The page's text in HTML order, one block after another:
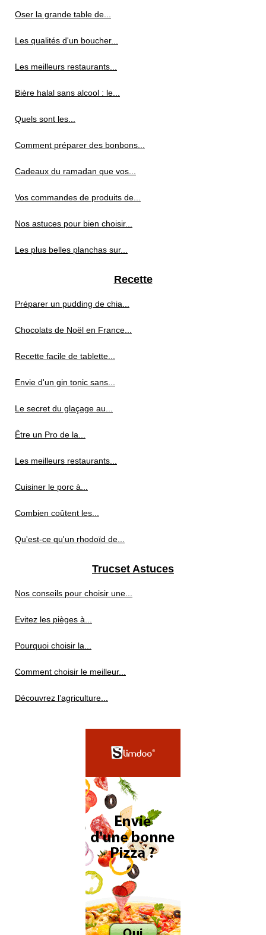
Oser la grande table de...
Les qualités d'un boucher...
Les meilleurs restaurants...
Bière halal sans alcool : le...
Quels sont les...
Comment préparer des bonbons...
Cadeaux du ramadan que vos...
Vos commandes de produits de...
Nos astuces pour bien choisir...
Les plus belles planchas sur...
Recette
Préparer un pudding de chia...
Chocolats de Noël en France...
Recette facile de tablette...
Envie d'un gin tonic sans...
Le secret du glaçage au...
Être un Pro de la...
Les meilleurs restaurants...
Cuisiner le porc à...
Combien coûtent les...
Qu'est-ce qu'un rhodoïd de...
Trucset Astuces
Nos conseils pour choisir une...
Evitez les pièges à...
Pourquoi choisir la...
Comment choisir le meilleur...
Découvrez l’agriculture...